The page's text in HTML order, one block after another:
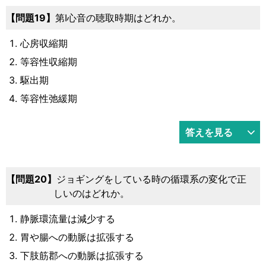
19 第Ⅰ心音の聴取時期はどれか。
心房収縮期
等容性収縮期
駆出期
等容性弛緩期
答えを見る
20
ジョギングをしている時の循環系の変化で正
しいのはどれか。
静脈環流量は減少する
胃や腸への動脈は拡張する
下肢筋郡への動脈は拡張する